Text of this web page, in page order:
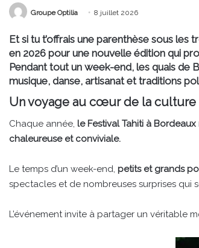
Groupe Optilia 8 juillet 2026
Et si tu t’offrais une parenthèse sous
en 2026 pour une nouvelle édition qui
Pendant tout un week-end, les quais de
musique, danse, artisanat et traditions
Un voyage au cœur de la culture
Chaque année, le Festival Tahiti à
chaleureuse et conviviale.
Le temps d’un week-end, petits et grands
spectacles et de nombreuses surprises qui
L’événement invite à partager un véritable